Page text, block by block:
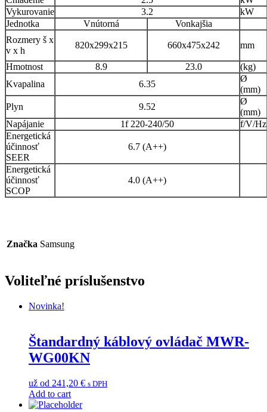
Vykurovanie
3.2
kW
Jednotka
Vnútorná
Vonkajšia
Rozmery š x
v x h
820x299x215 660x475x242 mm
Hmotnost 8.9 23.0
(kg)
Kvapalina
6.35
Ø
(mm)
Plyn
9.52
Ø
(mm)
Napájanie
1f 220-240/50
f/V/Hz
Energetická
účinnosť
SEER
6.7 (A++)
Energetická
účinnosť
SCOP
4.0 (A++)
Značka Samsung
Voliteľné príslušenstvo
Novinka!
Štandardný káblový ovládač MWR-
WG00KN
už od 241,20 € s DPH
Add to cart